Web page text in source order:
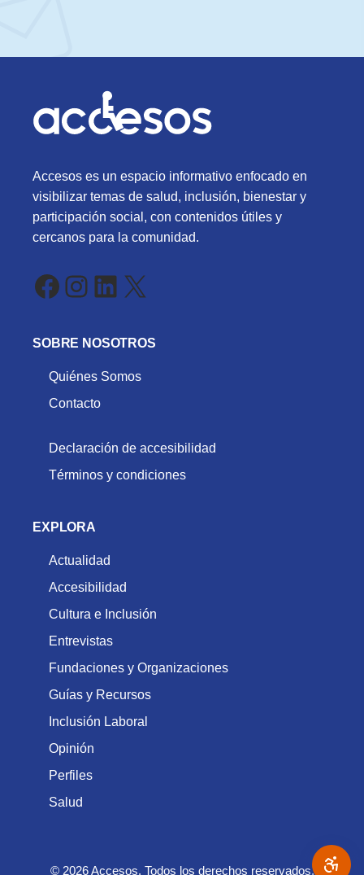
Accesos es un espacio informativo enfocado en
visibilizar temas de salud, inclusión, bienestar y
participación social, con contenidos útiles y
cercanos para la comunidad.
Facebook
Instagram
LinkedIn
X
SOBRE NOSOTROS
Quiénes Somos
Contacto
Declaración de accesibilidad
Términos y condiciones
EXPLORA
Actualidad
Accesibilidad
Cultura e Inclusión
Entrevistas
Fundaciones y Organizaciones
Guías y Recursos
Inclusión Laboral
Opinión
Perfiles
Salud
© 2026 Accesos. Todos los derechos reservados.